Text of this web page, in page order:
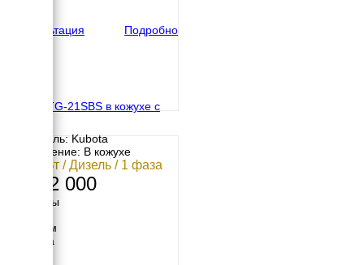
Консультация
Подробно
TOYO TG-21SBS в кожухе с
Двигатель: Kubota
Исполнение: В кожухе
15.6 кВт / Дизель / 1 фаза
2 032 000
Размеры
1750 мм
Ширина